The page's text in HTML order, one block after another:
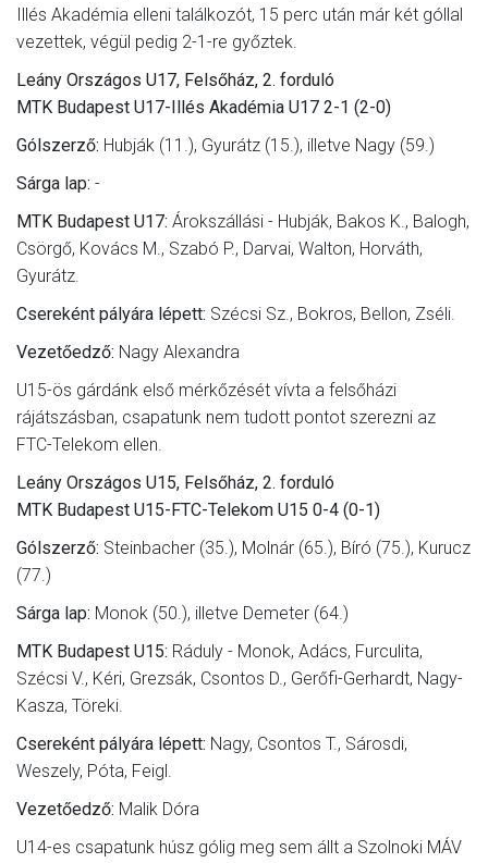
Illés Akadémia elleni találkozót, 15 perc után már két góllal
vezettek, végül pedig 2-1-re győztek.
Leány Országos U17, Felsőház, 2. forduló
MTK Budapest U17-Illés Akadémia U17 2-1 (2-0)
Gólszerző: Hubják (11.), Gyurátz (15.), illetve Nagy (59.)
Sárga lap: -
MTK Budapest U17: Árokszállási - Hubják, Bakos K., Balogh,
Csörgő, Kovács M., Szabó P., Darvai, Walton, Horváth,
Gyurátz.
Csereként pályára lépett: Szécsi Sz., Bokros, Bellon, Zséli.
Vezetőedző: Nagy Alexandra
U15-ös gárdánk első mérkőzését vívta a felsőházi
rájátszásban, csapatunk nem tudott pontot szerezni az
FTC-Telekom ellen.
Leány Országos U15, Felsőház, 2. forduló
MTK Budapest U15-FTC-Telekom U15 0-4 (0-1)
Gólszerző: Steinbacher (35.), Molnár (65.), Bíró (75.), Kurucz
(77.)
Sárga lap: Monok (50.), illetve Demeter (64.)
MTK Budapest U15: Ráduly - Monok, Adács, Furculita,
Szécsi V., Kéri, Grezsák, Csontos D., Gerőfi-Gerhardt, Nagy-
Kasza, Töreki.
Csereként pályára lépett: Nagy, Csontos T., Sárosdi,
Weszely, Póta, Feigl.
Vezetőedző: Malik Dóra
U14-es csapatunk húsz gólig meg sem állt a Szolnoki MÁV